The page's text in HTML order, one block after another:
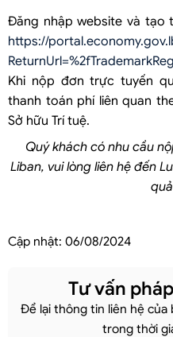
Đăng nhập website và tạo
https://
Khi nộp đơn trực tuyến
thanh toán phí liên quan
Sở hữu Trí tuệ.
Quý khách có nhu cầu
Liban, vui lòng liên hệ đến
Cập nhật: 06/08/2024
Tư vấn
Để lại thông tin liên hệ của
trong thời